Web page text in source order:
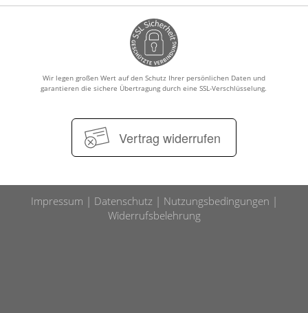
Wir legen großen Wert auf den Schutz Ihrer persönlichen Daten und
garantieren die sichere Übertragung durch eine SSL-Verschlüsselung.
Vertrag widerrufen
Impressum Datenschutz
Nutzungsbedingungen
Widerrufsbelehrung